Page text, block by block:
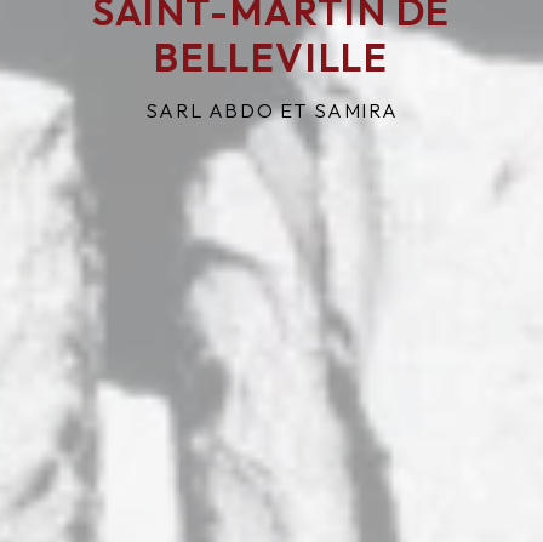
SAINT-MARTIN DE
BELLEVILLE
SARL ABDO ET SAMIRA